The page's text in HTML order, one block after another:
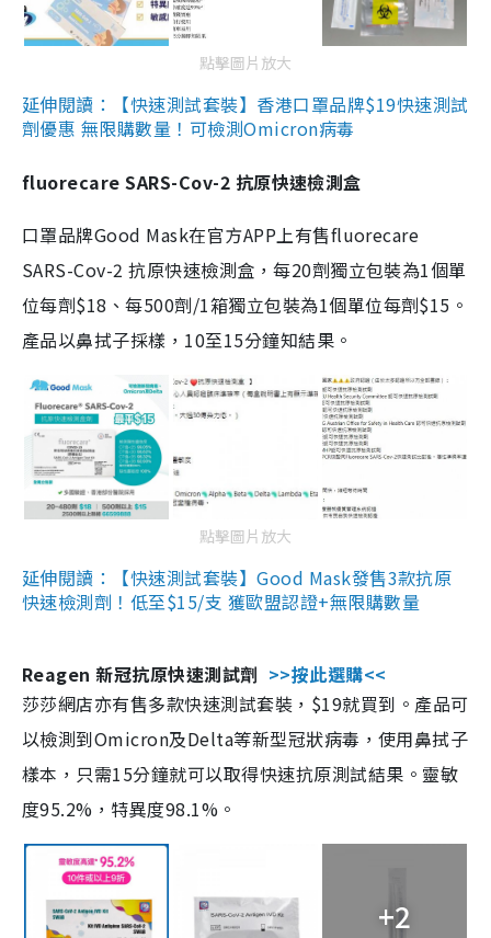
點擊圖片放大
延伸閱讀：【快速測試套裝】香港口罩品牌$19快速測試
劑優惠 無限購數量！可檢測Omicron病毒
fluorecare SARS-Cov-2 抗原快速檢測盒
口罩品牌Good Mask在官方APP上有售fluorecare
SARS-Cov-2 抗原快速檢測盒，每20劑獨立包裝為1個單
位每劑$18、每500劑/1箱獨立包裝為1個單位每劑$15。
產品以鼻拭子採樣，10至15分鐘知結果。
點擊圖片放大
延伸閱讀：【快速測試套裝】Good Mask發售3款抗原
快速檢測劑！低至$15/支 獲歐盟認證+無限購數量
Reagen 新冠抗原快速測試劑 >>按此選購<<
莎莎網店亦有售多款快速測試套裝，$19就買到。產品可
以檢測到Omicron及Delta等新型冠狀病毒，使用鼻拭子
樣本，只需15分鐘就可以取得快速抗原測試結果。靈敏
度95.2%，特異度98.1%。
+2